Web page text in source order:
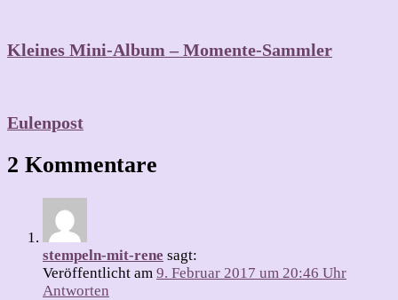
Kleines Mini-Album – Momente-Sammler
Eulenpost
2 Kommentare
stempeln-mit-rene sagt:
Veröffentlicht am 9. Februar 2017 um 20:46 Uhr
Antworten